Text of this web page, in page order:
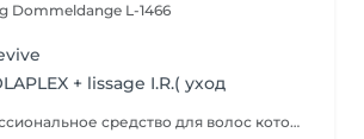
Dommeldange L-1466
+ lissage I.R.( уход
Олаплекс профессиональное средство для волос которое помогает восстановить дисульфидные связи в структуре волоса в короткие сроки сделает их плотнее и эластичней.